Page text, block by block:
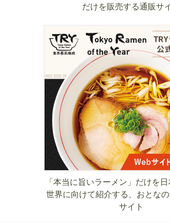
だけを販売する通販サ
「本当に旨いラーメン」だけを
世界に向けて紹介する、おとな
サイト